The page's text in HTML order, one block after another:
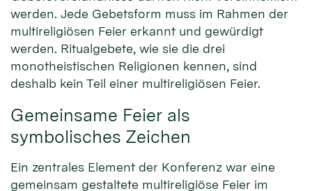
werden. Jede Gebetsform muss im Rahmen der
multireligiösen Feier erkannt und gewürdigt
werden. Ritualgebete, wie sie die drei
monotheistischen Religionen kennen, sind
deshalb kein Teil einer multireligiösen Feier.
Gemeinsame Feier als
symbolisches Zeichen
Ein zentrales Element der Konferenz war eine
gemeinsam gestaltete multireligiöse Feier im